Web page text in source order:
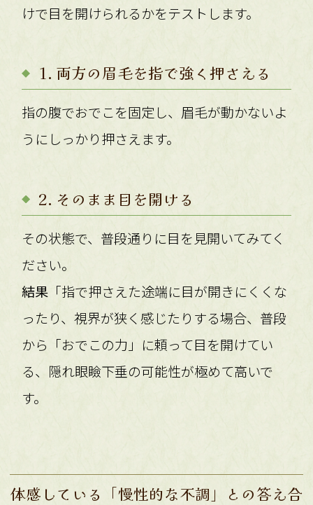
けで目を開けられるかをテストします。
1. 両方の眉毛を指で強く押さえる
指の腹でおでこを固定し、眉毛が動かないよ
うにしっかり押さえます。
2. そのまま目を開ける
その状態で、普段通りに目を見開いてみてく
ださい。
結果 「指で押さえた途端に目が開きにくくな
ったり、視界が狭く感じたりする場合、普段
から「おでこの力」に頼って目を開けてい
る、隠れ眼瞼下垂の可能性が極めて高いで
す。
体感している「慢性的な不調」との答え合